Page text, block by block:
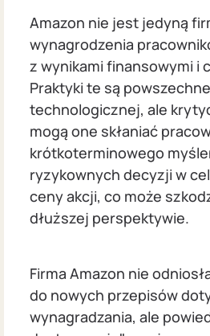
Amazon nie jest jedyną
wynagrodzenia
z wynikami finansowymi i
Praktyki te są
technologicznej, ale
mogą one skłaniać
krótkoterminowego
ryzykownych decyzji w
ceny akcji, co może
dłuższej perspektywie.
Firma Amazon nie
do nowych przepisów
wynagradzania, ale